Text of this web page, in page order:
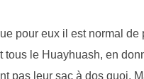
pour eux il est normal de
tous le Huayhuash, en
pas leur sac à dos quoi.